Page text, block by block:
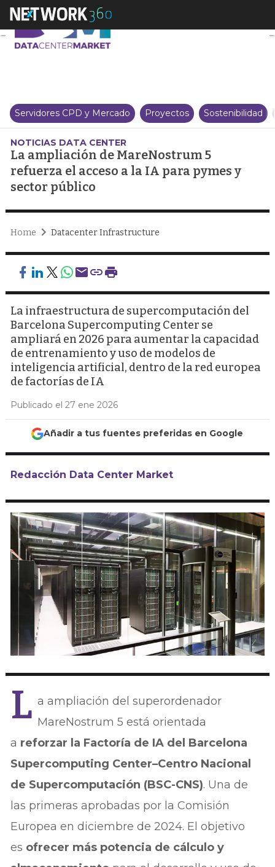
La ampliación de
Servidores CPD y Mercado Proyectos Sostenibilidad
NOTICIAS DATA CENTER
La ampliación de MareNostrum 5
refuerza el acceso a la IA para pymes y
sector público
Home Datacenter Infrastructure
La infraestructura de supercomputación del
Barcelona Supercomputing Center se
ampliará en 2026 para aumentar la capacidad
de entrenamiento y uso de modelos de
inteligencia artificial, dentro de la red europea
de factorías de IA
Publicado el 27 ene 2026
Añadir a tus fuentes preferidas en Google
Redacción Data Center Market
L a ampliación del superordenador
MareNostrum 5 está orientada
a reforzar la Factoría de IA del Barcelona
Supercomputing Center–Centro Nacional
de Supercomputación (BSC-CNS). Una de
las primeras aprobadas por la Comisión
Europea en diciembre de 2024. El objetivo
es ofrecer más potencia de cálculo y